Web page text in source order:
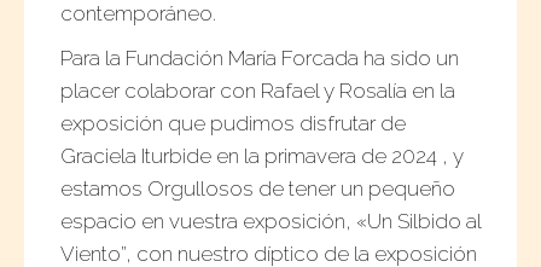
contemporáneo.
Para la Fundación María Forcada ha sido un
placer colaborar con Rafael y Rosalía en la
exposición que pudimos disfrutar de
Graciela Iturbide en la primavera de 2024 , y
estamos Orgullosos de tener un pequeño
espacio en vuestra exposición, «Un Silbido al
Viento”, con nuestro díptico de la exposición